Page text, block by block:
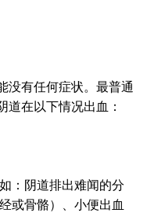
没有任何症状。最普通
道在以下情况出血：
：阴道排出难闻的分
或骨骼）、小便出血